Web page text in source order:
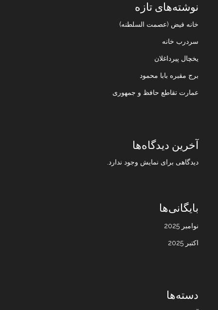
نوشته‌های تازه
خانه فیض (عصمت السلطنه)
سردرب خانه
یخچال پیرداغلان
برج مقبره بابا محمود
عمارت تقاطع حافظ و جمهوری
آخرین دیدگاه‌ها
دیدگاهی برای نمایش وجود ندارد.
بایگانی‌ها
نوامبر 2025
اکتبر 2025
دسته‌ها